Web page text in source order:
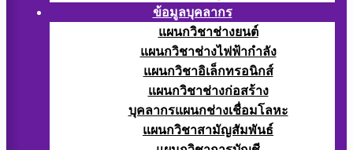
ข้อมูลบุคลากร
แผนกวิชาช่างยนต์
แผนกวิชาช่างไฟฟ้ากำลัง
แผนกวิชาอิเล็กทรอนิกส์
แผนกวิชาช่างก่อสร้าง
บุคลากรแผนกช่างเชื่อมโลหะ
แผนกวิชาสามัญสัมพันธ์